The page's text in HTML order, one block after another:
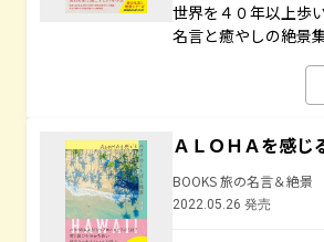
世界を４０年以上歩
名言と癒やしの絶景
ＡＬＯＨＡを感じ
BOOKS 旅の名言＆絶景
2022.05.26 発売